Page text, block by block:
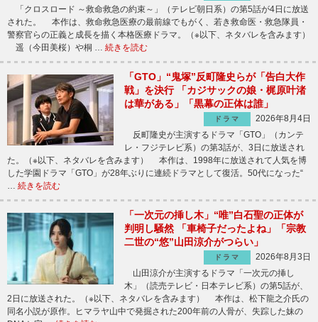
「クロスロード ～救命救急の約束～」（テレビ朝日系）の第5話が4日に放送
された。 本作は、救命救急医療の最前線でもがく、若き救命医・救急隊員・
警察官らの正義と成長を描く本格医療ドラマ。（※以下、ネタバレを含みます）
遥（今田美桜）や桐 … 続きを読む
「GTO」“鬼塚”反町隆史らが「告白大作
戦」を決行 「カジサックの娘・梶原叶渚
は華がある」「黒幕の正体は誰」
ドラマ
2026年8月4日
反町隆史が主演するドラマ「GTO」（カンテ
レ・フジテレビ系）の第3話が、3日に放送され
た。（※以下、ネタバレを含みます） 本作は、1998年に放送されて人気を博
した学園ドラマ「GTO」が28年ぶりに連続ドラマとして復活。50代になった“
続きを読む
「一次元の挿し木」“唯”白石聖の正体が
判明し騒然 「車椅子だったよね」「宗教
二世の“悠”山田涼介がつらい」
ドラマ
2026年8月3日
山田涼介が主演するドラマ「一次元の挿し
木」（読売テレビ・日本テレビ系）の第5話が、
2日に放送された。（※以下、ネタバレを含みます） 本作は、松下龍之介氏の
同名小説が原作。ヒマラヤ山中で発掘された200年前の人骨が、失踪した妹の